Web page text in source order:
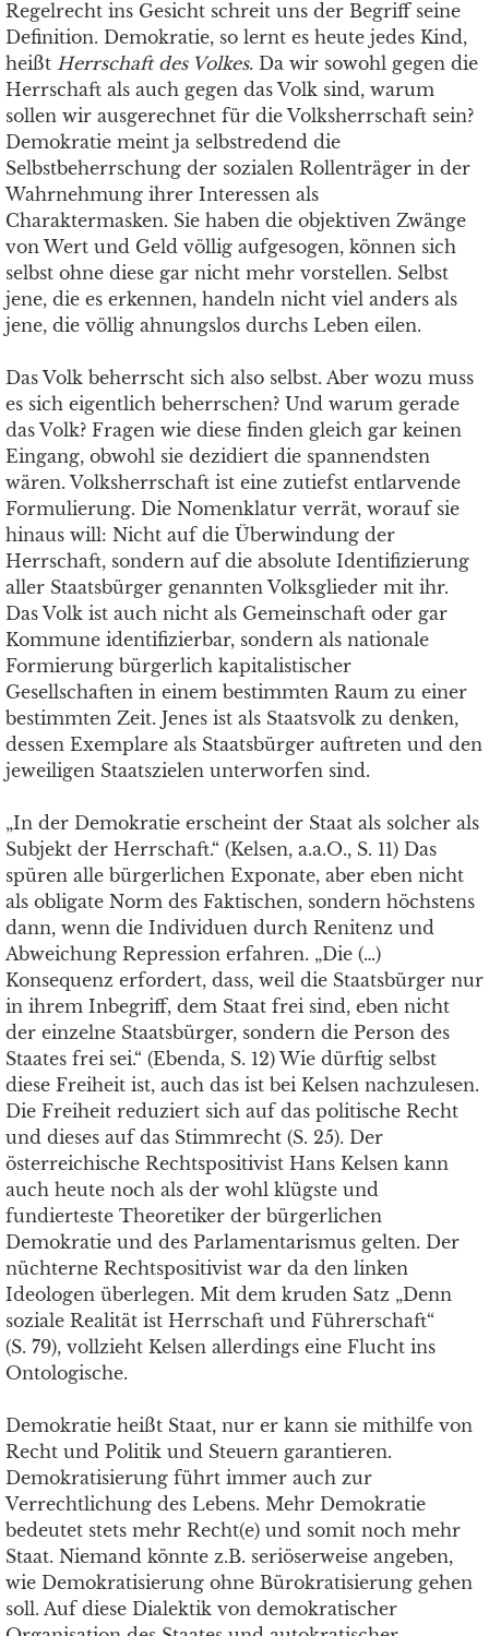
Regelrecht ins Gesicht schreit uns der Begriff seine
Definition. Demokratie, so lernt es heute jedes Kind,
heißt Herrschaft des Volkes. Da wir sowohl gegen die
Herrschaft als auch gegen das Volk sind, warum
sollen wir ausgerechnet für die Volksherrschaft sein?
Demokratie meint ja selbstredend die
Selbstbeherrschung der sozialen Rollenträger in der
Wahrnehmung ihrer Interessen als
Charaktermasken. Sie haben die objektiven Zwänge
von Wert und Geld völlig aufgesogen, können sich
selbst ohne diese gar nicht mehr vorstellen. Selbst
jene, die es erkennen, handeln nicht viel anders als
jene, die völlig ahnungslos durchs Leben eilen.
Das Volk beherrscht sich also selbst. Aber wozu muss
es sich eigentlich beherrschen? Und warum gerade
das Volk? Fragen wie diese finden gleich gar keinen
Eingang, obwohl sie dezidiert die spannendsten
wären. Volksherrschaft ist eine zutiefst entlarvende
Formulierung. Die Nomenklatur verrät, worauf sie
hinaus will: Nicht auf die Überwindung der
Herrschaft, sondern auf die absolute Identifizierung
aller Staatsbürger genannten Volksglieder mit ihr.
Das Volk ist auch nicht als Gemeinschaft oder gar
Kommune identifizierbar, sondern als nationale
Formierung bürgerlich kapitalistischer
Gesellschaften in einem bestimmten Raum zu einer
bestimmten Zeit. Jenes ist als Staatsvolk zu denken,
dessen Exemplare als Staatsbürger auftreten und den
jeweiligen Staatszielen unterworfen sind.
„In der Demokratie erscheint der Staat als solcher als
Subjekt der Herrschaft.“ (Kelsen, a.a.O., S. 11) Das
spüren alle bürgerlichen Exponate, aber eben nicht
als obligate Norm des Faktischen, sondern höchstens
dann, wenn die Individuen durch Renitenz und
Abweichung Repression erfahren. „Die (…)
Konsequenz erfordert, dass, weil die Staatsbürger nur
in ihrem Inbegriff, dem Staat frei sind, eben nicht
der einzelne Staatsbürger, sondern die Person des
Staates frei sei.“ (Ebenda, S. 12) Wie dürftig selbst
diese Freiheit ist, auch das ist bei Kelsen nachzulesen.
Die Freiheit reduziert sich auf das politische Recht
und dieses auf das Stimmrecht (S. 25). Der
österreichische Rechtspositivist Hans Kelsen kann
auch heute noch als der wohl klügste und
fundierteste Theoretiker der bürgerlichen
Demokratie und des Parlamentarismus gelten. Der
nüchterne Rechtspositivist war da den linken
Ideologen überlegen. Mit dem kruden Satz „Denn
soziale Realität ist Herrschaft und Führerschaft“
(S. 79), vollzieht Kelsen allerdings eine Flucht ins
Ontologische.
Demokratie heißt Staat, nur er kann sie mithilfe von
Recht und Politik und Steuern garantieren.
Demokratisierung führt immer auch zur
Verrechtlichung des Lebens. Mehr Demokratie
bedeutet stets mehr Recht(e) und somit noch mehr
Staat. Niemand könnte z.B. seriöserweise angeben,
wie Demokratisierung ohne Bürokratisierung gehen
soll. Auf diese Dialektik von demokratischer